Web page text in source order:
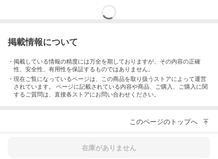
掲載情報について
・掲載している情報の精度には万全を期しておりますが、その内容の正確
性、安全性、有用性を保証するものではありません。
・現在ご覧になっているページは、この商品を取り扱うストアによって運営
されています。 ページに記載されている内容や商品、ご購入 、ご購入に関
するご質問は、直接各ストアにお問い合わせください。
このページのトップへ
在庫がありません